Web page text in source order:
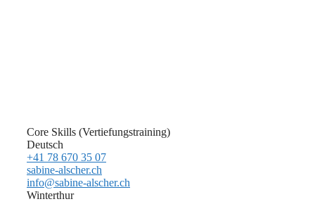
Core Skills (Vertiefungstraining)
Deutsch
+41 78 670 35 07
sabine-alscher.ch
info@sabine-alscher.ch
Winterthur